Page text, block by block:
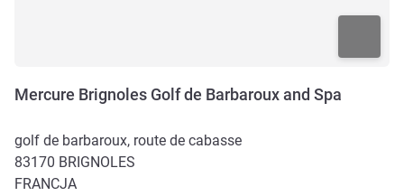
Mercure Brignoles Golf de Barbaroux and Spa
golf de barbaroux, route de cabasse
83170 BRIGNOLES
FRANCJA